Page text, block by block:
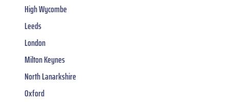
High Wycombe
Leeds
London
Milton Keynes
North Lanarkshire
Oxford